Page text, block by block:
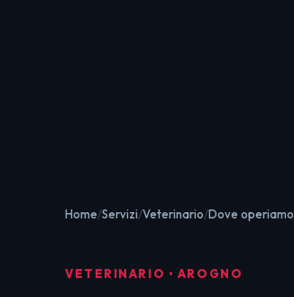
Home Servizi Veterinario Dove operiamo
VETERINARIO • AROGNO